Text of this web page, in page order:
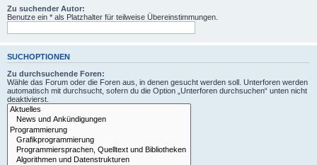
Zu suchender Autor:
Benutze ein * als Platzhalter für teilweise Übereinstimmungen.
SUCHOPTIONEN
Zu durchsuchende Foren:
Wähle das Forum oder die Foren aus, in denen gesucht werden soll. Unterforen werden
automatisch mit durchsucht, sofern du die Option „Unterforen durchsuchen“ unten nicht
deaktivierst.